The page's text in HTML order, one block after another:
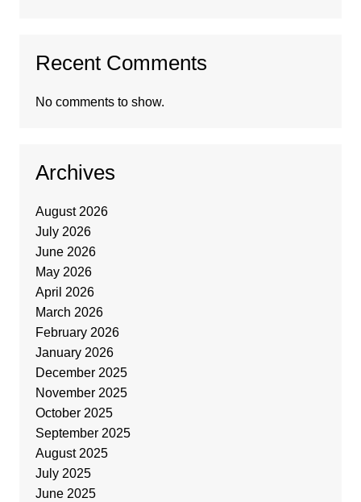
Recent Comments
No comments to show.
Archives
August 2026
July 2026
June 2026
May 2026
April 2026
March 2026
February 2026
January 2026
December 2025
November 2025
October 2025
September 2025
August 2025
July 2025
June 2025